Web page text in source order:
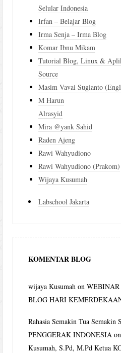
Selular Indonesia
Irfan – Belajar Blog
Irma Senja – Irma Blog
Komar Ibnu Mikam
Tutorial Blog, Linux &
Source
Masim Vavai Sugianto
M Harun
Alrasyid
Mira @yank Sahid
Raden Ajeng
Rawi Wahyudiono
Rawi Wahyudiono (Prakom)
Wijaya Kusumah
Labschool Jakarta
KOMENTAR BLOG
wijaya Kusumah on
BLOG HARI
Rahasia Semakin Tua Semakin
PENGGERAK INDONESIA
Kusumah, S.Pd, M.Pd Ketua